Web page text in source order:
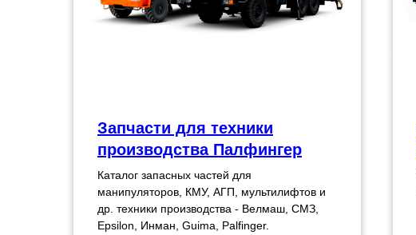
Запчасти для техники
производства Палфингер
Каталог запасных частей для
манипуляторов, КМУ, АГП, мультилифтов и
др. техники производства - Велмаш, СМЗ,
Epsilon, Инман, Guima, Palfinger.